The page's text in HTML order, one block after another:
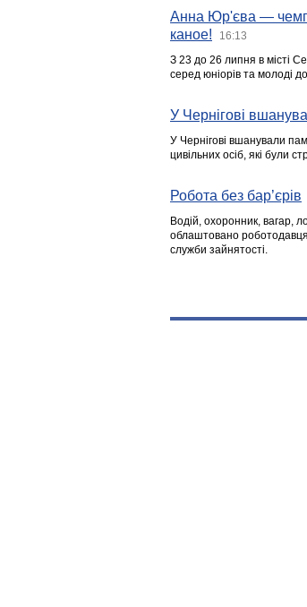
Анна Юр'єва —
каное!
16:13
З 23 до 26 липня в місті
серед юніорів та молоді
У Чернігові
У Чернігові вшанували
цивільних осіб, які були
Робота без бар’єрів
Водій, охоронник, вагар,
облаштовано
служби зайнятості.